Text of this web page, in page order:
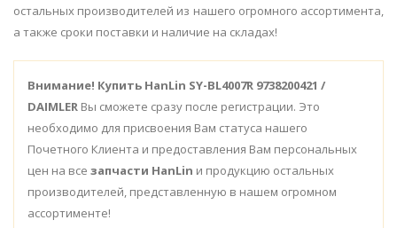
остальных производителей из нашего огромного ассортимента,
а также сроки поставки и наличие на складах!
Внимание! Купить HanLin SY-BL4007R 9738200421 /
DAIMLER Вы сможете сразу после регистрации. Это
необходимо для присвоения Вам статуса нашего
Почетного Клиента и предоставления Вам персональных
цен на все запчасти HanLin и продукцию остальных
производителей, представленную в нашем огромном
ассортименте!